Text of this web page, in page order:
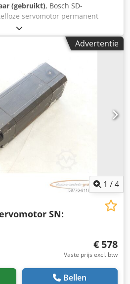
(gebruikt), Bosch SD-
servomotor permanent
gebruikt, normale
leveringsomvang
E Tzepieha
Advertentie
1 /4
SN:
€ 578
Vaste prijs excl. btw
Bellen